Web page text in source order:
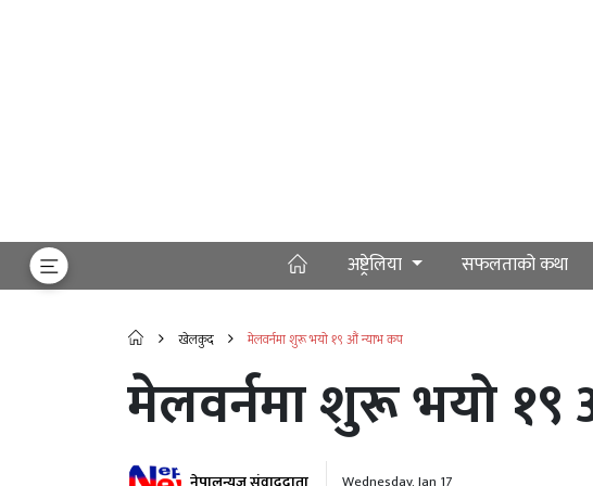
अष्ट्रेलिया सफलताको कथा
खेलकुद मेलवर्नमा शुरू भयो १९ औं न्याभ कप
मेलवर्नमा शुरू भयो